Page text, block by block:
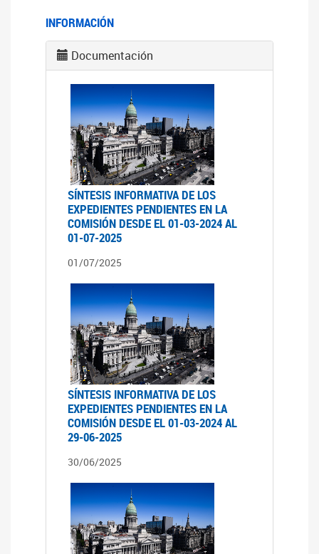
INFORMACIÓN
Documentación
SÍNTESIS INFORMATIVA DE LOS
EXPEDIENTES PENDIENTES EN LA
COMISIÓN DESDE EL 01-03-2024 AL
01-07-2025
01/07/2025
SÍNTESIS INFORMATIVA DE LOS
EXPEDIENTES PENDIENTES EN LA
COMISIÓN DESDE EL 01-03-2024 AL
29-06-2025
30/06/2025